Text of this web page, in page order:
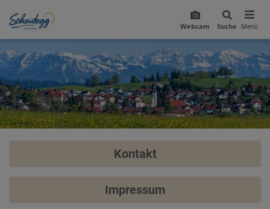
Webcam Suche Menü
Kontakt
Impressum